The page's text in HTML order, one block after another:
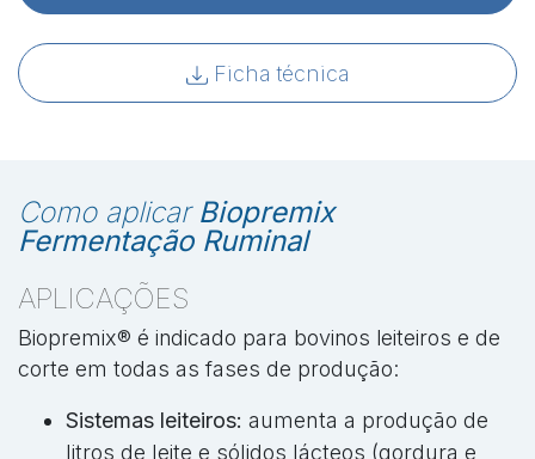
Ficha técnica
Como aplicar Biopremix
Fermentação Ruminal
APLICAÇÕES
Biopremix® é indicado para bovinos leiteiros e de
corte em todas as fases de produção:
Sistemas leiteiros: aumenta a produção de
litros de leite e sólidos lácteos (gordura e